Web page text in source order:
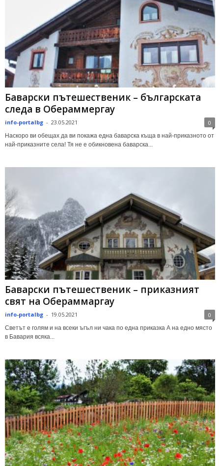
Баварски пътешественик – българската
следа в Обераммергау
info-portalbg - 23.05.2021 0
Наскоро ви обещах да ви покажа една баварска къща в най-приказното от
най-приказните села! Тя не е обикновена баварска...
Баварски пътешественик – приказният
свят на Обераммаргау
info-portalbg - 19.05.2021 0
Светът е голям и на всеки ъгъл ни чака по една приказка А на едно място
в Бавария всяка...